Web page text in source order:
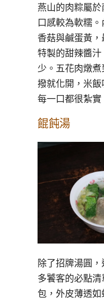
燕山的肉粽屬
口感較為軟糯
香菇與鹹蛋黃
特製的甜辣醬
少。五花肉燉
撥就化開，米飯
每一口都很紮實
餛飩湯
除了招牌湯圓
多饕客的必點
包，外皮薄透